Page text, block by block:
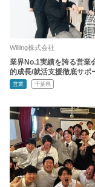
Willing株式会社
業界No.1実績を誇る営業
的成長/就活支援徹底サポ
営業 千葉県